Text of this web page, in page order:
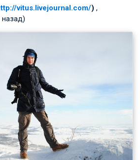
vitus.livejournal.com/) ,
назад)